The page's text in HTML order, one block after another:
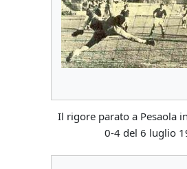
Il rigore parato a Pesaola
0-4 del 6 luglio